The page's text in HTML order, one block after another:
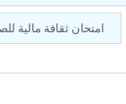
امتحان ثقافة مالية